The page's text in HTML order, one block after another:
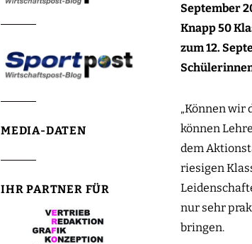
September
Knapp 50
zum 12.
„Können wir
können
dem
riesigen
nur sehr
bringen.
MEDIA-DATEN
IHR PARTNER FÜR